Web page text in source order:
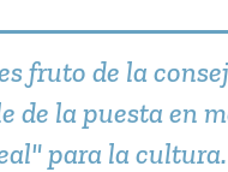
fruto de la
de la puesta en
para la cultura.